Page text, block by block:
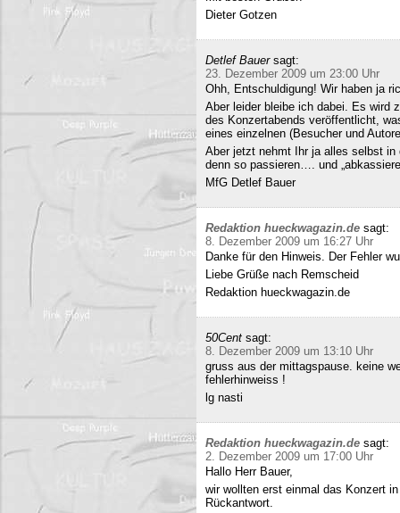
Dieter Gotzen
Detlef Bauer sagt:
23. Dezember 2009 um 23:00 Uhr
Ohh, Entschuldigung! Wir haben ja
Aber leider bleibe ich dabei. Es wird
des Konzertabends veröffentlicht,
eines einzelnen (Besucher und
Aber jetzt nehmt Ihr ja alles selbst
denn so passieren…. und
MfG Detlef Bauer
Redaktion hueckwagazin.de sagt:
8. Dezember 2009 um 16:27 Uhr
Danke für den Hinweis. Der Fehler
Liebe Grüße nach Remscheid
Redaktion hueckwagazin.de
50Cent sagt:
8. Dezember 2009 um 13:10 Uhr
gruss aus der mittagspause. keine
fehlerhinweiss !
lg nasti
Redaktion hueckwagazin.de sagt:
2. Dezember 2009 um 17:00 Uhr
Hallo Herr Bauer,
wir wollten erst einmal das Konzert
Rückantwort.